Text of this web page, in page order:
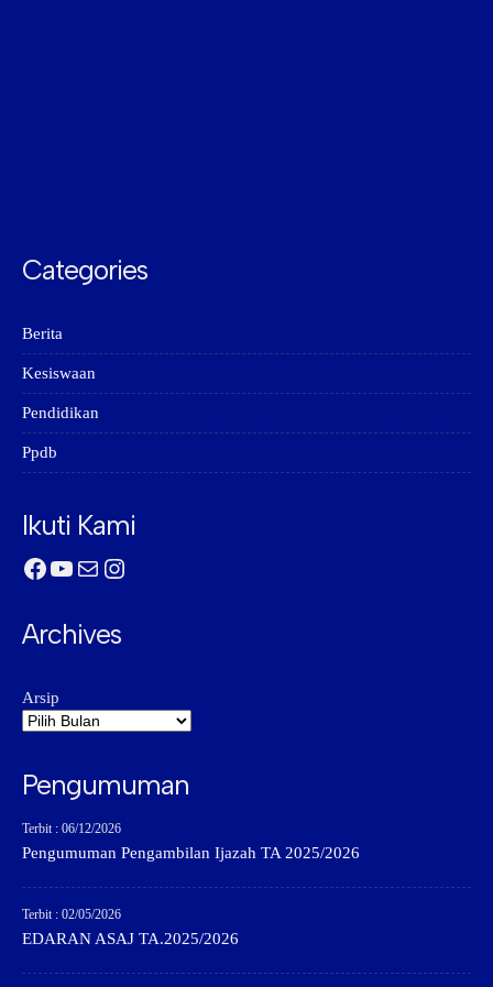
Categories
Berita
Kesiswaan
Pendidikan
Ppdb
Ikuti Kami
Facebook
YouTube
MailInstagram
Archives
Arsip
Pengumuman
Terbit : 06/12/2026
Pengumuman Pengambilan Ijazah TA 2025/2026
Terbit : 02/05/2026
EDARAN ASAJ TA.2025/2026